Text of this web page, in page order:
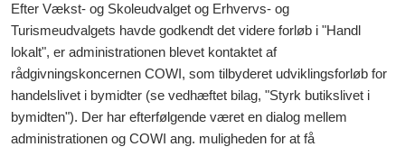
Efter Vækst- og Skoleudvalget og Erhvervs- og
Turismeudvalgets havde godkendt det videre forløb i "Handl
lokalt", er administrationen blevet kontaktet af
rådgivningskoncernen COWI, som tilbyderet udviklingsforløb for
handelslivet i bymidter (se vedhæftet bilag, "Styrk butikslivet i
bymidten"). Der har efterfølgende været en dialog mellem
administrationen og COWI ang. muligheden for at få